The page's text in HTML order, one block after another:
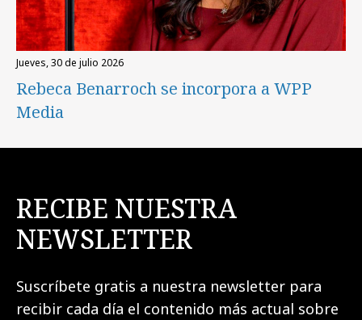
jueves, 30 de julio 2026
Rebeca Benarroch se incorpora a WPP
Media
RECIBE NUESTRA
NEWSLETTER
Suscríbete gratis a nuestra newsletter para
recibir cada día el contenido más actual sobre